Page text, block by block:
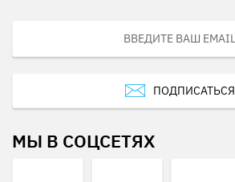
ПОДПИСАТЬСЯ
МЫ В СОЦСЕТЯХ